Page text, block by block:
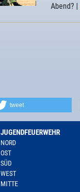
Abend? |
tweet
JUGENDFEUERWEHR
NORD
OST
SÜD
WEST
MITTE